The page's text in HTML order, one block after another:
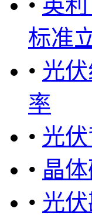
• 英
标准
• 光
率
• 光
• 晶
• 光